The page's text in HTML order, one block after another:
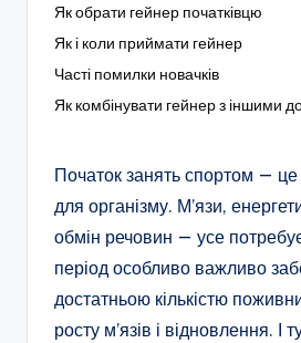
Як обрати гейнер початківцю
Як і коли приймати гейнер
Часті помилки новачків
Як комбінувати гейнер з іншими
Початок занять спортом —
для організму. М’язи,
обмін речовин — усе
період особливо важливо
достатньою кількістю
росту м’язів і відновлення. І